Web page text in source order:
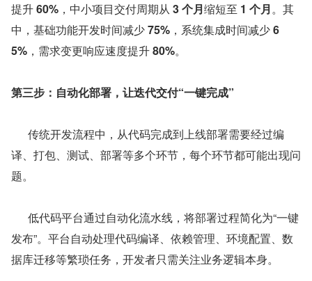
提升 60% ，中小项目交付周期从 3 个月缩短至 1 个月。其
中，基础功能开发时间减少 75% ，系统集成时间减少 6
5% ，需求变更响应速度提升 80%。
第三步：自动化部署，让迭代交付“一键完成”
译、打包、测试、部署等多个环节，每个环节都可能出现问
题。
发布”。平台自动处理代码编译、依赖管理、环境配置、数
据库迁移等繁琐任务，开发者只需关注业务逻辑本身。